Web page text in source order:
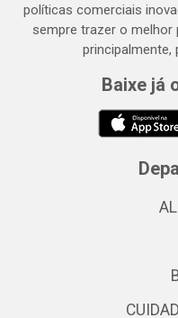
políticas comerciais
sempre trazer o
principalmente,
Baixe já